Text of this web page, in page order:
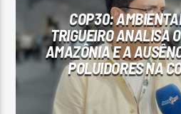
COP30:
TRIGUEIRO ANALISA
AMAZÔNIA E A
POLUIDORES NA